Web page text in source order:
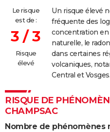
Le risque
est de :
3 / 3
Risque
élevé
Un risque élevé
fréquente des
concentration en
naturelle, le
dans certaines
volcaniques,
Central et Vosges.
RISQUE DE
CHAMPSAC
Nombre de phénomènes